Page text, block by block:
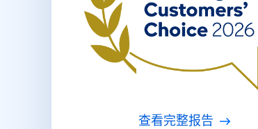
查看完整报告